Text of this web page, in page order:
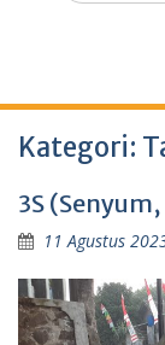
Kategori:
3S
11 Agustus